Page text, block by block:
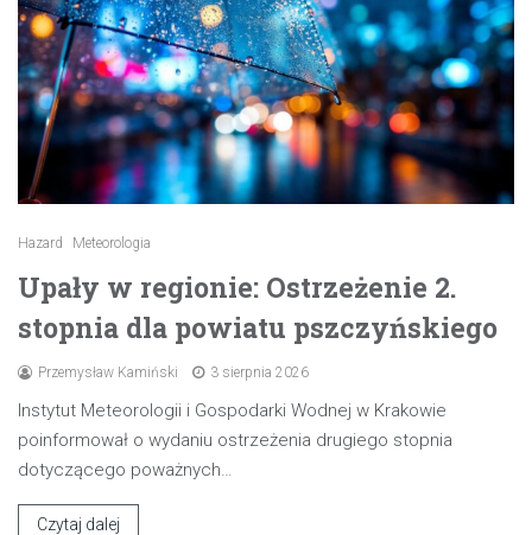
Hazard Meteorologia
Upały w regionie: Ostrzeżenie 2.
stopnia dla powiatu pszczyńskiego
Przemysław Kamiński 3 sierpnia 2026
Instytut Meteorologii i Gospodarki Wodnej w Krakowie
poinformował o wydaniu ostrzeżenia drugiego stopnia
dotyczącego poważnych…
Czytaj dalej